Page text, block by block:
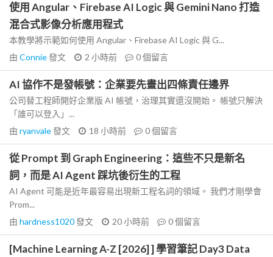
使用 Angular、Firebase AI Logic 與 Gemini Nano 打造
混合式影像分析應用程式
本教學將示範如何使用 Angular、Firebase AI Logic 與 G...
由 Connie發文 2 小時前 0個留言
AI 協作不是發帳號：企業要先畫出四條責任邊界
公司替工程師開好企業版 AI 帳號，治理其實還沒開始。 帳號只解決
「誰可以登入」...
由 ryanvale發文 18 小時前 0個留言
從 Prompt 到 Graph Engineering：這些不只是新名
詞，而是 AI Agent 踩坑後衍生的工程
AI Agent 可能是近年最容易出現新工程名詞的領域。 我們才剛學會
Prom...
由 hardness1020發文 20 小時前 0個留言
[Machine Learning A-Z [2026] ] 學習筆記 Day3 Data